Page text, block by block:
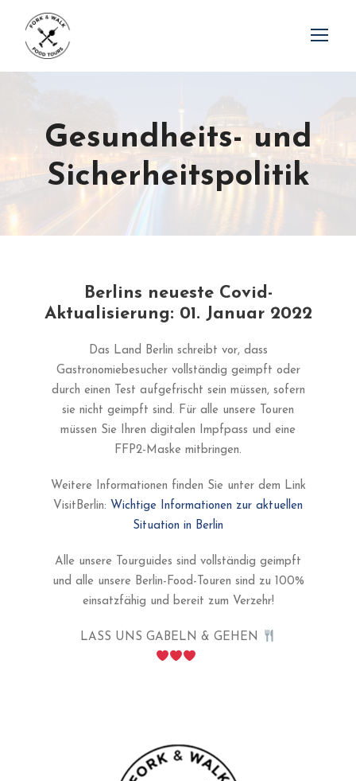
Gesundheits- und
Sicherheitspolitik
Berlins neueste Covid-
Aktualisierung: 01. Januar 2022
Das Land Berlin schreibt vor, dass
Gastronomiebesucher vollständig geimpft oder
durch einen Test aufgefrischt sein müssen, sofern
sie nicht geimpft sind. Für alle unsere Touren
müssen Sie Ihren digitalen Impfpass und eine
FFP2-Maske mitbringen.
Weitere Informationen finden Sie unter dem Link
VisitBerlin: Wichtige Informationen zur aktuellen
Situation in Berlin
Alle unsere Tourguides sind vollständig geimpft
und alle unsere Berlin-Food-Touren sind zu 100%
einsatzfähig und bereit zum Verzehr!
LASS UNS GABELN & GEHEN